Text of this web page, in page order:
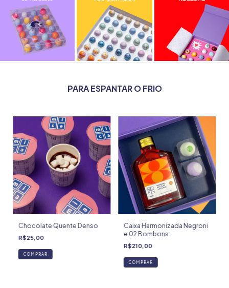
PARA ESPANTAR O FRIO
Chocolate Quente Denso
R$25,00
Caixa Harmonizada Negroni
e 02 Bombons
R$210,00